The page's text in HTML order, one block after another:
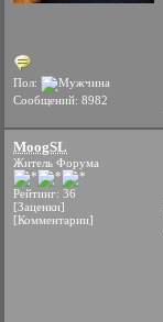
Пол:
Сообщений: 8982
MoogSL
Житель Форума
Рейтинг: 36
[Заценки]
[Комментарии]